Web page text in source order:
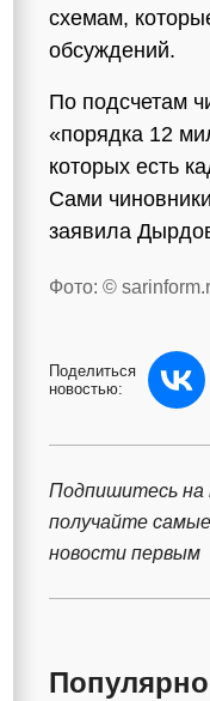
схемам,
обсуждений.
По подсчетам
«порядка 12
которых есть
Сами
заявила
Фото: ©
Поделиться
новостью:
Подпишитесь на
получайте
новости первым